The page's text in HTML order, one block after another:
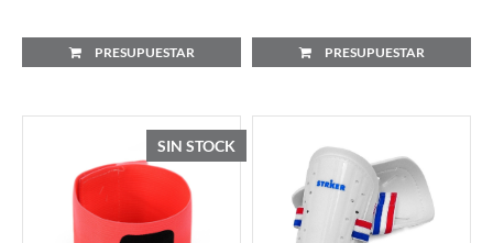
PRESUPUESTAR PRESUPUESTAR
SIN STOCK